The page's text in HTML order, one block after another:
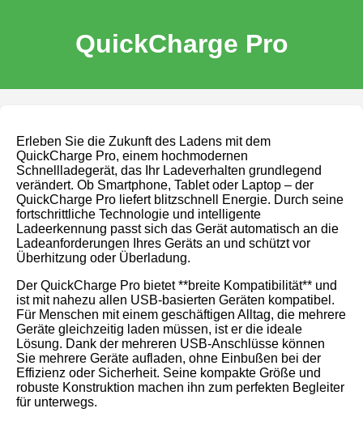
QuickCharge Pro
Erleben Sie die Zukunft des Ladens mit dem
QuickCharge Pro, einem hochmodernen
Schnellladegerät, das Ihr Ladeverhalten grundlegend
verändert. Ob Smartphone, Tablet oder Laptop – der
QuickCharge Pro liefert blitzschnell Energie. Durch seine
fortschrittliche Technologie und intelligente
Ladeerkennung passt sich das Gerät automatisch an die
Ladeanforderungen Ihres Geräts an und schützt vor
Überhitzung oder Überladung.
Der QuickCharge Pro bietet **breite Kompatibilität** und
ist mit nahezu allen USB-basierten Geräten kompatibel.
Für Menschen mit einem geschäftigen Alltag, die mehrere
Geräte gleichzeitig laden müssen, ist er die ideale
Lösung. Dank der mehreren USB-Anschlüsse können
Sie mehrere Geräte aufladen, ohne Einbußen bei der
Effizienz oder Sicherheit. Seine kompakte Größe und
robuste Konstruktion machen ihn zum perfekten Begleiter
für unterwegs.